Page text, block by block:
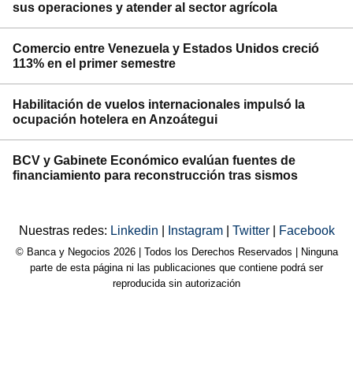
sus operaciones y atender al sector agrícola
Comercio entre Venezuela y Estados Unidos creció
113% en el primer semestre
Habilitación de vuelos internacionales impulsó la
ocupación hotelera en Anzoátegui
BCV y Gabinete Económico evalúan fuentes de
financiamiento para reconstrucción tras sismos
Nuestras redes: Linkedin Instagram Twitter Facebook
© Banca y Negocios 2026 | Todos los Derechos Reservados | Ninguna
parte de esta página ni las publicaciones que contiene podrá ser
reproducida sin autorización